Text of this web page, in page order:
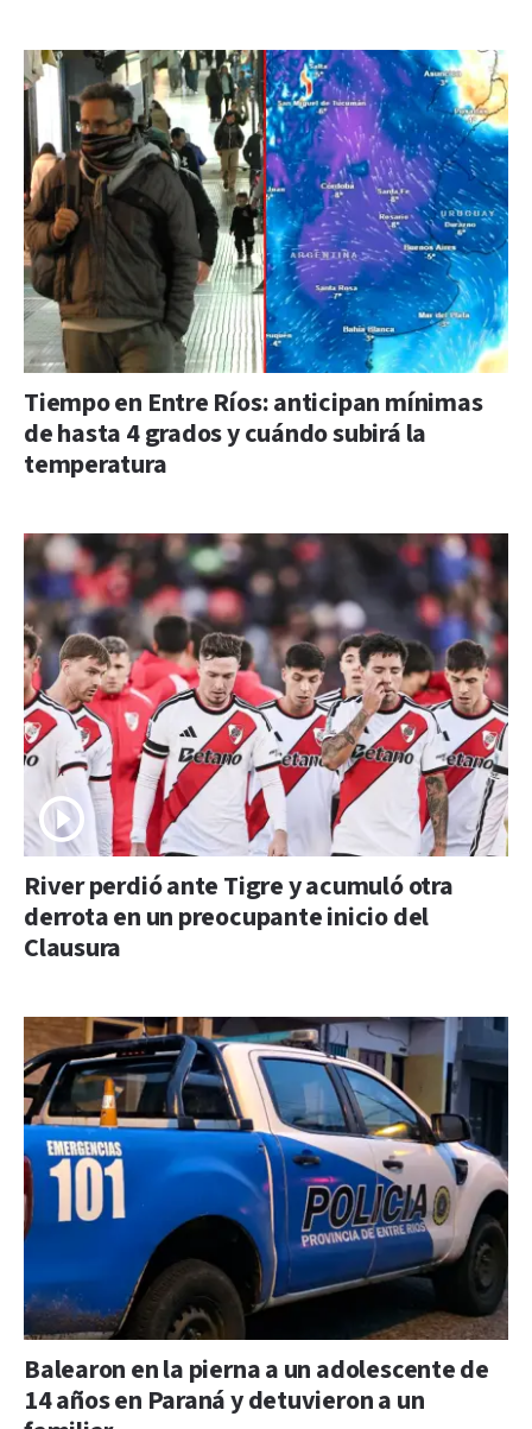
Tiempo en Entre Ríos: anticipan mínimas
de hasta 4 grados y cuándo subirá la
temperatura
River perdió ante Tigre y acumuló otra
derrota en un preocupante inicio del
Clausura
Balearon en la pierna a un adolescente de
14 años en Paraná y detuvieron a un